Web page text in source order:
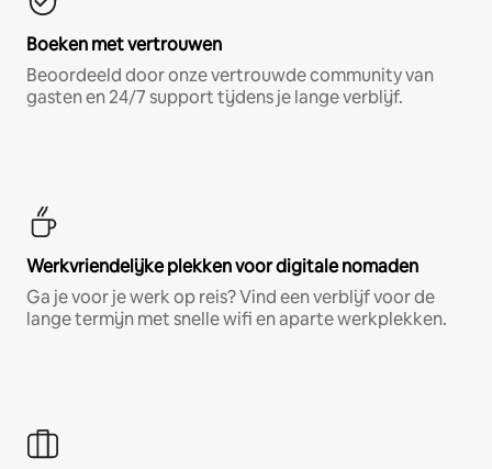
Boeken met vertrouwen
Beoordeeld door onze vertrouwde community van
gasten en 24/7 support tijdens je lange verblijf.
Werkvriendelijke plekken voor digitale nomaden
Ga je voor je werk op reis? Vind een verblijf voor de
lange termijn met snelle wifi en aparte werkplekken.